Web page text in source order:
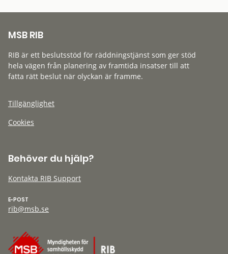
MSB RIB
RIB är ett beslutsstöd för räddningstjänst som ger stöd
hela vägen från planering av framtida insatser till att
fatta rätt beslut när olyckan är framme.
Tillgänglighet
Cookies
Behöver du hjälp?
Kontakta RIB Support
E-POST
rib@msb.se